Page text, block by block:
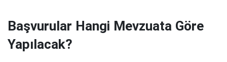
Başvurular Hangi Mevzuata Göre
Yapılacak?